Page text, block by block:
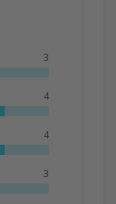
3
4
4
3